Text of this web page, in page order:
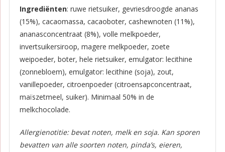
Ingrediënten: ruwe rietsuiker, gevriesdroogde ananas
(15%), cacaomassa, cacaoboter, cashewnoten (11%),
ananasconcentraat (8%), volle melkpoeder,
invertsuikersiroop, magere melkpoeder, zoete
weipoeder, boter, hele rietsuiker, emulgator: lecithine
(zonnebloem), emulgator: lecithine (soja), zout,
vanillepoeder, citroenpoeder (citroensapconcentraat,
maïszetmeel, suiker). Minimaal 50% in de
melkchocolade.
Allergienotitie: bevat noten, melk en soja. Kan sporen
bevatten van alle soorten noten, pinda’s, eieren,